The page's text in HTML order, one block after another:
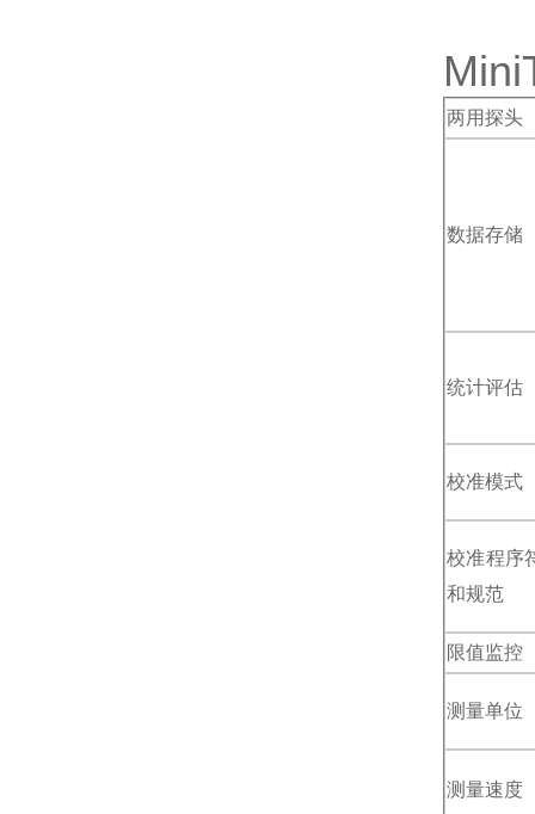
两用探头
数据存储
统计评估
校准模式
校准程序
和规范
限值监控
测量单位
测量速度